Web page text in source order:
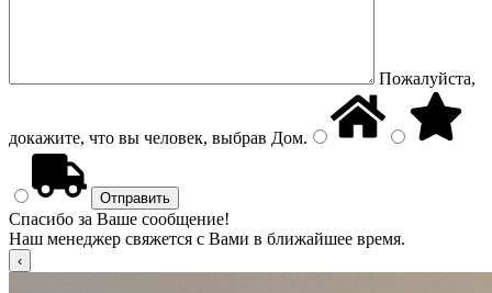
Пожалуйста,
докажите, что вы человек, выбрав Дом.
Спасибо за Ваше сообщение!
Наш менеджер свяжется с Вами в ближайшее время.